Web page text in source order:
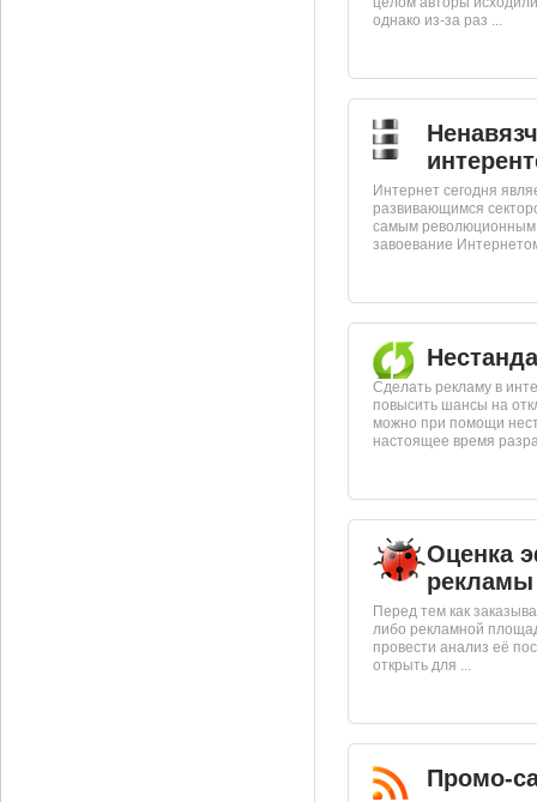
однако из-за раз ...
Интернет сегодня
развивающимся
самым революционным
завоевание
Сделать рекламу в
повысить шансы на
можно при помощи
настоящее время
Оценка
рекламы
Перед тем как
либо рекламной
провести анализ её
открыть для ...
Промо-